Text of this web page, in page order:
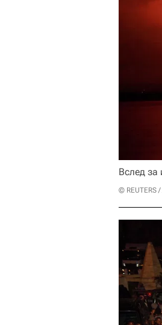
Вслед за
© REUTERS